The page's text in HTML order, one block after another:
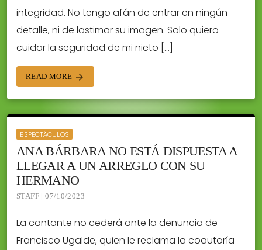
integridad. No tengo afán de entrar en ningún
detalle, ni de lastimar su imagen. Solo quiero
cuidar la seguridad de mi nieto […]
READ MORE arrow_forward
ESPECTÁCULOS
ANA BÁRBARA NO ESTÁ DISPUESTA A
LLEGAR A UN ARREGLO CON SU
HERMANO
STAFF | 07/10/2023
La cantante no cederá ante la denuncia de
Francisco Ugalde, quien le reclama la coautoría